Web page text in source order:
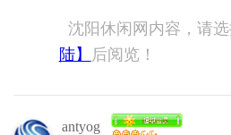
沈阳休闲网内容，请
陆】
后阅览！
antyog